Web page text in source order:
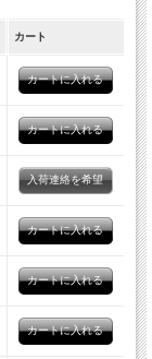
カート
入荷連絡を希望